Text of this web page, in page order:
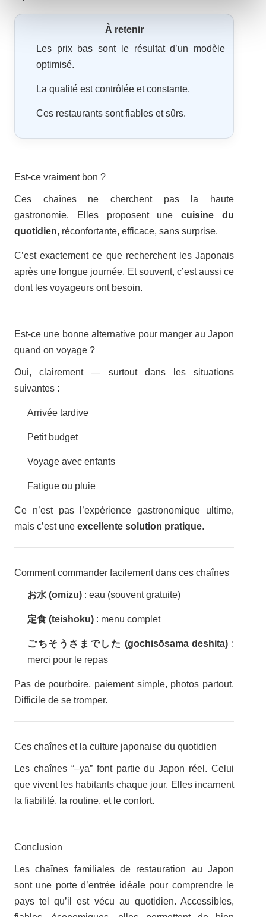
À retenir
Les prix bas sont le résultat d’un modèle
optimisé.
La qualité est contrôlée et constante.
Ces restaurants sont fiables et sûrs.
Est-ce vraiment bon ?
Ces chaînes ne cherchent pas la haute
gastronomie. Elles proposent unecuisine du
quotidien, réconfortante, efficace, sans surprise.
C’est exactement ce que recherchent les Japonais
après une longue journée. Et souvent, c’est aussi ce
dont les voyageurs ont besoin.
Est-ce une bonne alternative pour manger au Japon
quand on voyage ?
Oui, clairement — surtout dans les situations
suivantes :
Arrivée tardive
Petit budget
Voyage avec enfants
Fatigue ou pluie
Ce n’est pas l’expérience gastronomique ultime,
mais c’est une excellente solution pratique.
Comment commander facilement dans ces chaînes
お水 (omizu) : eau (souvent gratuite)
定食 (teishoku) : menu complet
ごちそうさまでした (gochisōsama deshita) :
merci pour le repas
Pas de pourboire, paiement simple, photos partout.
Difficile de se tromper.
Ces chaînes et la culture japonaise du quotidien
Les chaînes “–ya” font partie du Japon réel. Celui
que vivent les habitants chaque jour. Elles incarnent
la fiabilité, la routine, et le confort.
Conclusion
Les chaînes familiales de restauration au Japon
sont une porte d’entrée idéale pour comprendre le
pays tel qu’il est vécu au quotidien. Accessibles,